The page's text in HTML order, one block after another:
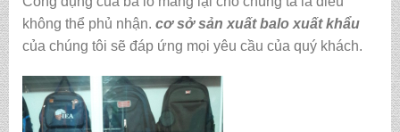
không thể phủ nhận. cơ sở sản xuất balo xuất khẩu
của chúng tôi sẽ đáp ứng mọi yêu cầu của quý khách.